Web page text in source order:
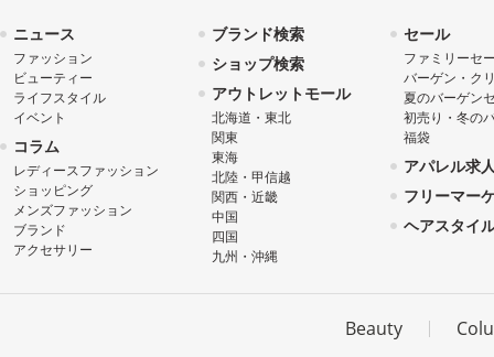
ニュース
ファッション
ビューティー
ライフスタイル
イベント
コラム
レディースファッション
ショッピング
メンズファッション
ブランド
アクセサリー
ブランド検索
ショップ検索
アウトレットモール
北海道・東北
関東
東海
北陸・甲信越
関西・近畿
中国
四国
九州・沖縄
セール
ファミリーセ
バーゲン・ク
夏のバーゲン
初売り・冬の
福袋
アパレル求
フリーマー
ヘアスタイ
Beauty